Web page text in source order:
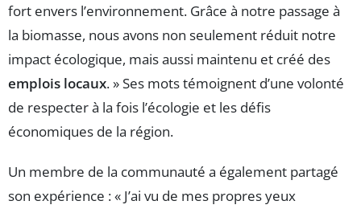
fort envers l’environnement. Grâce à notre passage à
la biomasse, nous avons non seulement réduit notre
impact écologique, mais aussi maintenu et créé des
emplois locaux. » Ses mots témoignent d’une volonté
de respecter à la fois l’écologie et les défis
économiques de la région.
Un membre de la communauté a également partagé
son expérience : « J’ai vu de mes propres yeux